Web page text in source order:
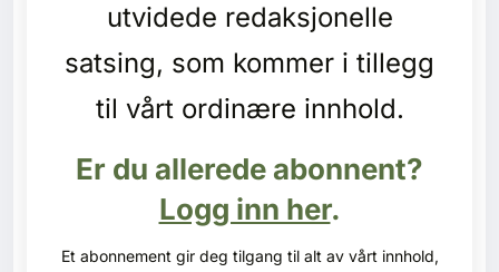
Abonnement Pluss
Kontakt oss
utvidede redaksjonelle
satsing, som kommer i tillegg
til vårt ordinære innhold.
Er du allerede abonnent?
Logg inn her.
Et abonnement gir deg tilgang til alt av vårt innhold,